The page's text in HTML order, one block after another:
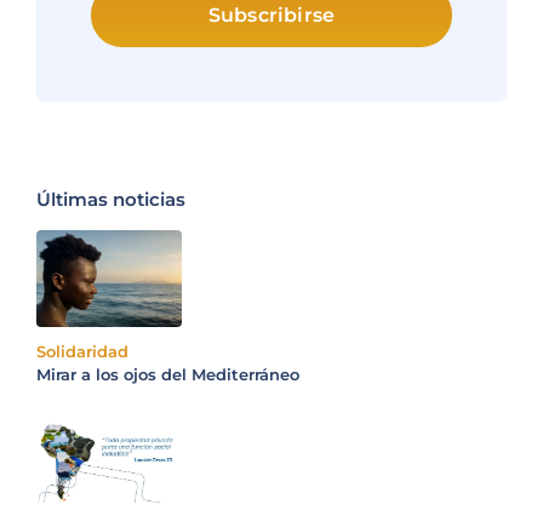
Subscribirse
Últimas noticias
Solidaridad
Mirar a los ojos del Mediterráneo